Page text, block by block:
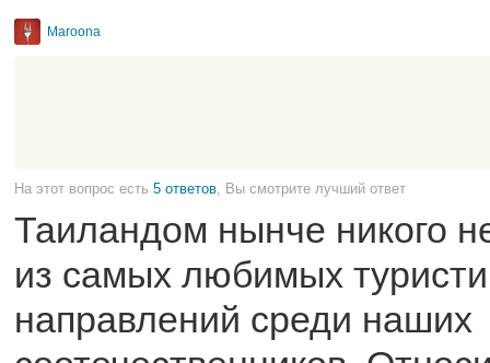
Maroona
На этот вопрос есть 5 ответов, Вы смотрите лучший ответ
Таиландом нынче никого
из самых любимых
направлений среди наших